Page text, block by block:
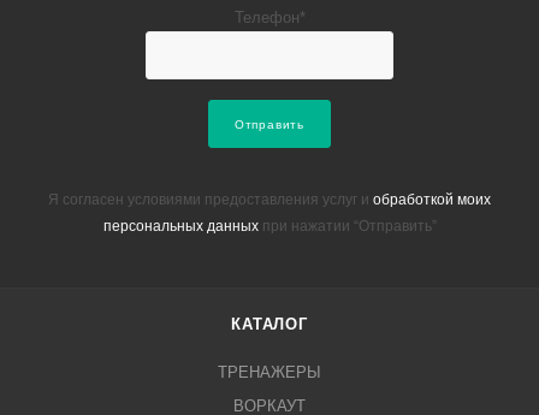
Телефон*
Я согласен условиями предоставления услуг и обработкой моих
персональных данныхпри нажатии “Отправить”
КАТАЛОГ
ТРЕНАЖЕРЫ
ВОРКАУТ